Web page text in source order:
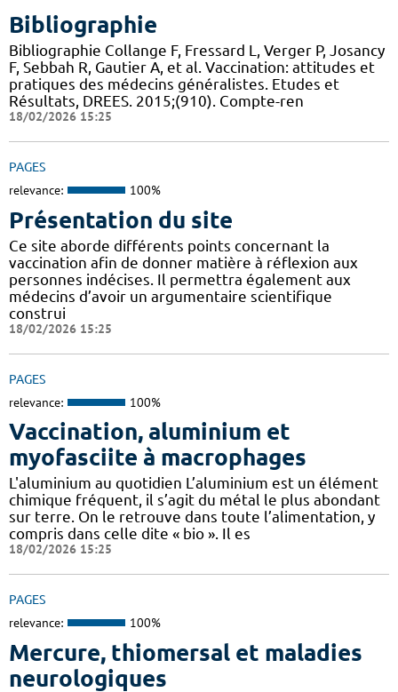
Bibliographie
Bibliographie Collange F, Fressard L, Verger P, Josancy
F, Sebbah R, Gautier A, et al. Vaccination: attitudes et
pratiques des médecins généralistes. Etudes et
Résultats, DREES. 2015;(910). Compte-ren
18/02/2026 15:25
PAGES
relevance: 100%
Présentation du site
Ce site aborde différents points concernant la
vaccination afin de donner matière à réflexion aux
personnes indécises. Il permettra également aux
médecins d’avoir un argumentaire scientifique
construi
18/02/2026 15:25
PAGES
relevance: 100%
Vaccination, aluminium et
myofasciite à macrophages
L'aluminium au quotidien L’aluminium est un élément
chimique fréquent, il s’agit du métal le plus abondant
sur terre. On le retrouve dans toute l’alimentation, y
compris dans celle dite « bio ». Il es
18/02/2026 15:25
PAGES
relevance: 100%
Mercure, thiomersal et maladies
neurologiques